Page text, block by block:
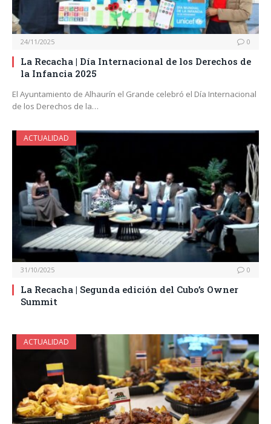
24/11/2025 0
La Recacha | Día Internacional de los Derechos de
la Infancia 2025
El Ayuntamiento de Alhaurín el Grande celebró el Día Internacional
de los Derechos de la…
ACTUALIDAD
31/10/2025 0
La Recacha | Segunda edición del Cubo’s Owner
Summit
ACTUALIDAD